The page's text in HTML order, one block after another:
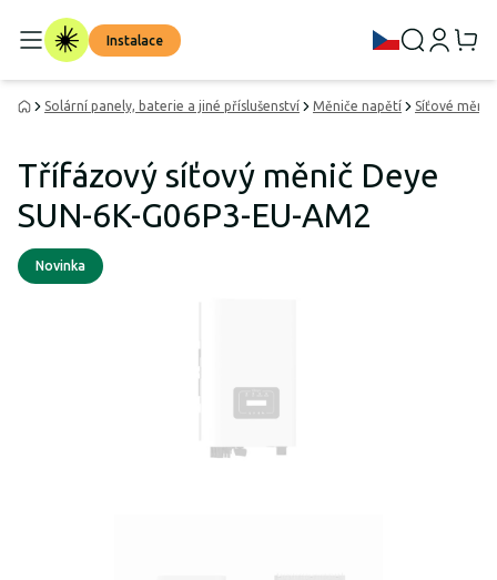
Instalace
Solární panely, baterie a jiné příslušenství Měniče napětí Síťové
Třífázový síťový měnič Deye
SUN-6K-G06P3-EU-AM2
Novinka